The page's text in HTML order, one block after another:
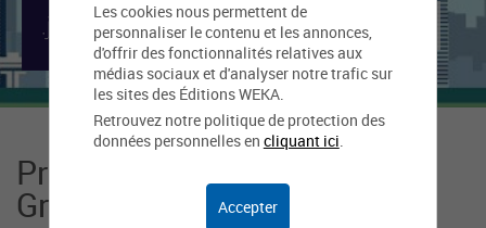
Les cookies nous permettent de
personnaliser le contenu et les annonces,
d'offrir des fonctionnalités relatives aux
médias sociaux et d'analyser notre trafic sur
les sites des Éditions WEKA.
Retrouvez notre politique de protection des
données personnelles en cliquant ici.
Accepter
Mairie de Gradignan
Présentation Mairie de
Gradignan